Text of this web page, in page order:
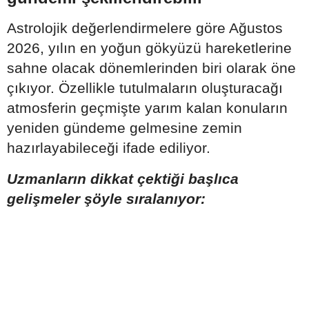
Astrolojik değerlendirmelere göre Ağustos
2026, yılın en yoğun gökyüzü hareketlerine
sahne olacak dönemlerinden biri olarak öne
çıkıyor. Özellikle tutulmaların oluşturacağı
atmosferin geçmişte yarım kalan konuların
yeniden gündeme gelmesine zemin
hazırlayabileceği ifade ediliyor.
Uzmanların dikkat çektiği başlıca
gelişmeler şöyle sıralanıyor: